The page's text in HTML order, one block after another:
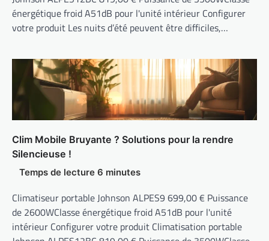
énergétique froid A51dB pour l'unité intérieur Configurer
votre produit Les nuits d’été peuvent être difficiles,…
Clim Mobile Bruyante ? Solutions pour la rendre
Silencieuse !
Climatiseur portable Johnson ALPES9 699,00 € Puissance
de 2600WClasse énergétique froid A51dB pour l'unité
intérieur Configurer votre produit Climatisation portable